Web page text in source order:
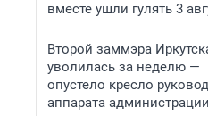
вместе ушли гулять 3
Второй заммэра
уволилась за неделю —
опустело кресло
аппарата администрации